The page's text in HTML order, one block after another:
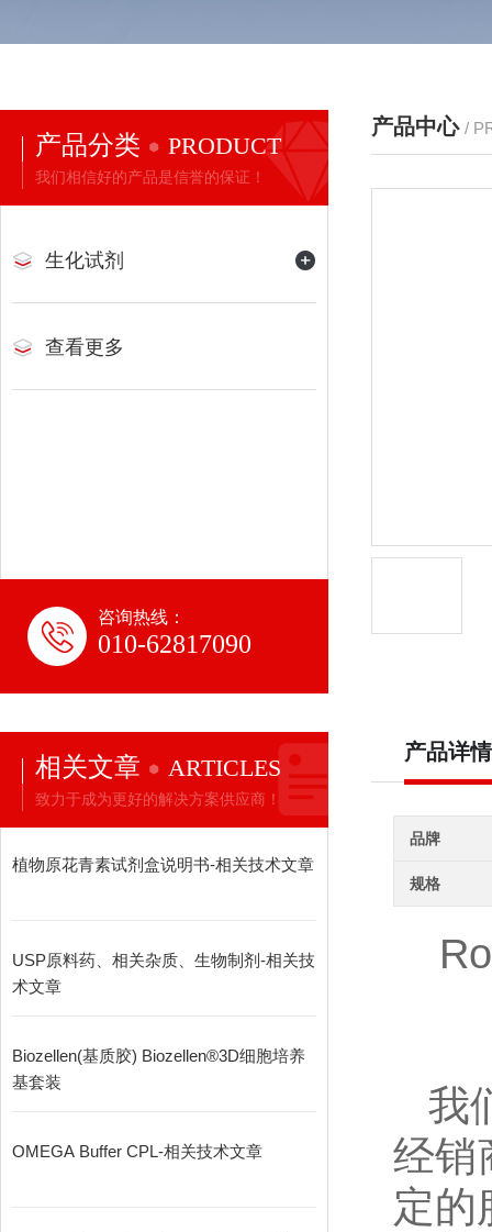
产品分类 PRODUCT
我们相信好的产品是信誉的保证！
生化试剂
查看更多
咨询热线：
010-62817090
相关文章 ARTICLES
致力于成为更好的解决方案供应商！
植物原花青素试剂盒说明书-相关技术文章
USP原料药、相关杂质、生物制剂-相关技
术文章
Biozellen(基质胶) Biozellen®3D细胞培养
基套装
OMEGA Buffer CPL-相关技术文章
产品中心 /
产品详情
品牌
规格
我
经销
定的